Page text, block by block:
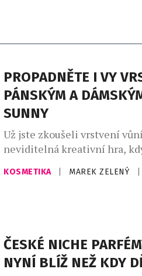
PROPADNĚTE I VY
PÁNSKÝM A
SUNNY
Už jste zkoušeli vrstvení
neviditelná kreativní hra,
zdánlivě odlišných vůní
unikátní podpis. Ideální pro
osobně miluji a inspiroval
KOSMETIKA MAREK ZELENÝ
ČESKÉ NICHE
NYNÍ BLÍŽ NEŽ KDY